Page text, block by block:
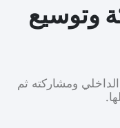
وتوسيع
ومشاركته ثم